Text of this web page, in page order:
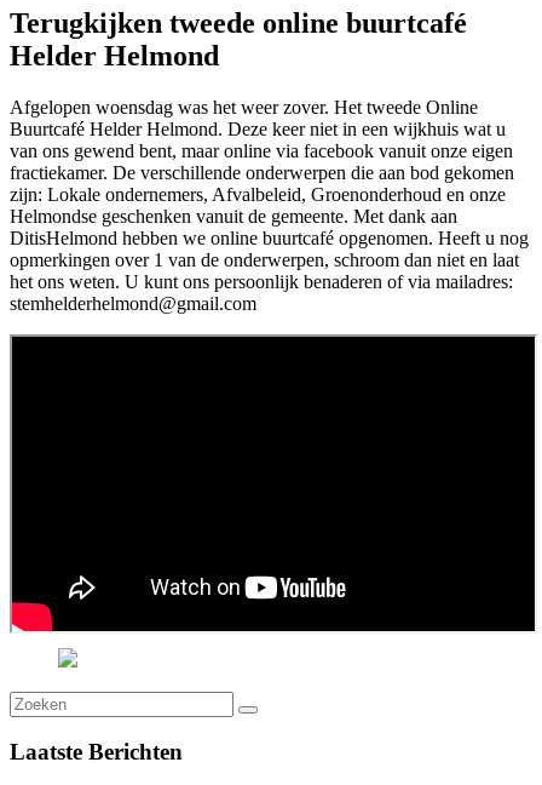
Terugkijken tweede online buurtcafé
Helder Helmond
Afgelopen woensdag was het weer zover. Het tweede Online
Buurtcafé Helder Helmond. Deze keer niet in een wijkhuis wat u
van ons gewend bent, maar online via facebook vanuit onze eigen
fractiekamer. De verschillende onderwerpen die aan bod gekomen
zijn: Lokale ondernemers, Afvalbeleid, Groenonderhoud en onze
Helmondse geschenken vanuit de gemeente. Met dank aan
DitisHelmond hebben we online buurtcafé opgenomen. Heeft u nog
opmerkingen over 1 van de onderwerpen, schroom dan niet en laat
het ons weten. U kunt ons persoonlijk benaderen of via mailadres:
stemhelderhelmond@gmail.com
Laatste Berichten